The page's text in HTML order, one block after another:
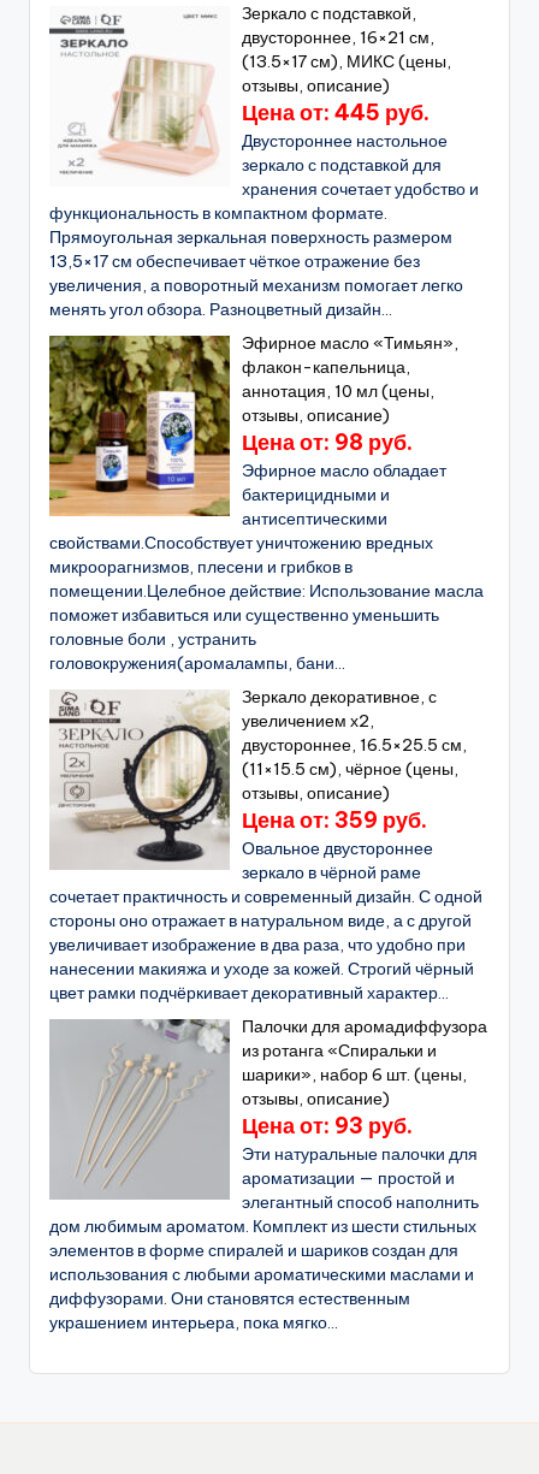
Зеркало с подставкой,
двустороннее, 16×21 см,
(13.5×17 см), МИКС (цены,
отзывы, описание)
Цена от: 445 руб.
Двустороннее настольное
зеркало с подставкой для
хранения сочетает удобство и
функциональность в компактном формате.
Прямоугольная зеркальная поверхность размером
13,5×17 см обеспечивает чёткое отражение без
увеличения, а поворотный механизм помогает легко
менять угол обзора. Разноцветный дизайн...
Эфирное масло «Тимьян»,
флакон-капельница,
аннотация, 10 мл (цены,
отзывы, описание)
Цена от: 98 руб.
Эфирное масло обладает
бактерицидными и
антисептическими
свойствами.Способствует уничтожению вредных
микроорагнизмов, плесени и грибков в
помещении.Целебное действие: Использование масла
поможет избавиться или существенно уменьшить
головные боли , устранить
головокружения(аромалампы, бани...
Зеркало декоративное, с
увеличением х2,
двустороннее, 16.5×25.5 см,
(11×15.5 см), чёрное (цены,
отзывы, описание)
Цена от: 359 руб.
Овальное двустороннее
зеркало в чёрной раме
сочетает практичность и современный дизайн. С одной
стороны оно отражает в натуральном виде, а с другой
увеличивает изображение в два раза, что удобно при
нанесении макияжа и уходе за кожей. Строгий чёрный
цвет рамки подчёркивает декоративный характер...
Палочки для аромадиффузора
из ротанга «Спиральки и
шарики», набор 6 шт. (цены,
отзывы, описание)
Цена от: 93 руб.
Эти натуральные палочки для
ароматизации — простой и
элегантный способ наполнить
дом любимым ароматом. Комплект из шести стильных
элементов в форме спиралей и шариков создан для
использования с любыми ароматическими маслами и
диффузорами. Они становятся естественным
украшением интерьера, пока мягко...